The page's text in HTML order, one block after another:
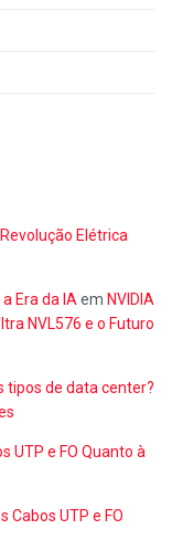
Elétrica
Era da IA em NVIDIA
NVL576 e o Futuro
tipos de data center?
UTP e FO Quanto à
Cabos UTP e FO